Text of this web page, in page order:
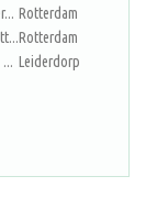
Rotterdam
Rotterdam
Leiderdorp